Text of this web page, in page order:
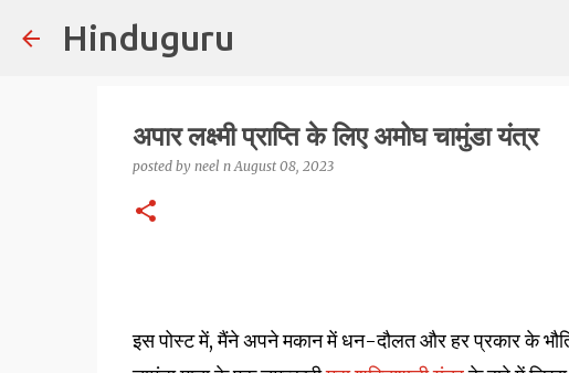
Hinduguru
अपार लक्ष्मी प्राप्ति के लिए अमोघ चामुंडा यंत्र
posted by neel n August 08, 2023
इस पोस्ट में, मैंने अपने मकान में धन-दौलत और हर प्रकार के